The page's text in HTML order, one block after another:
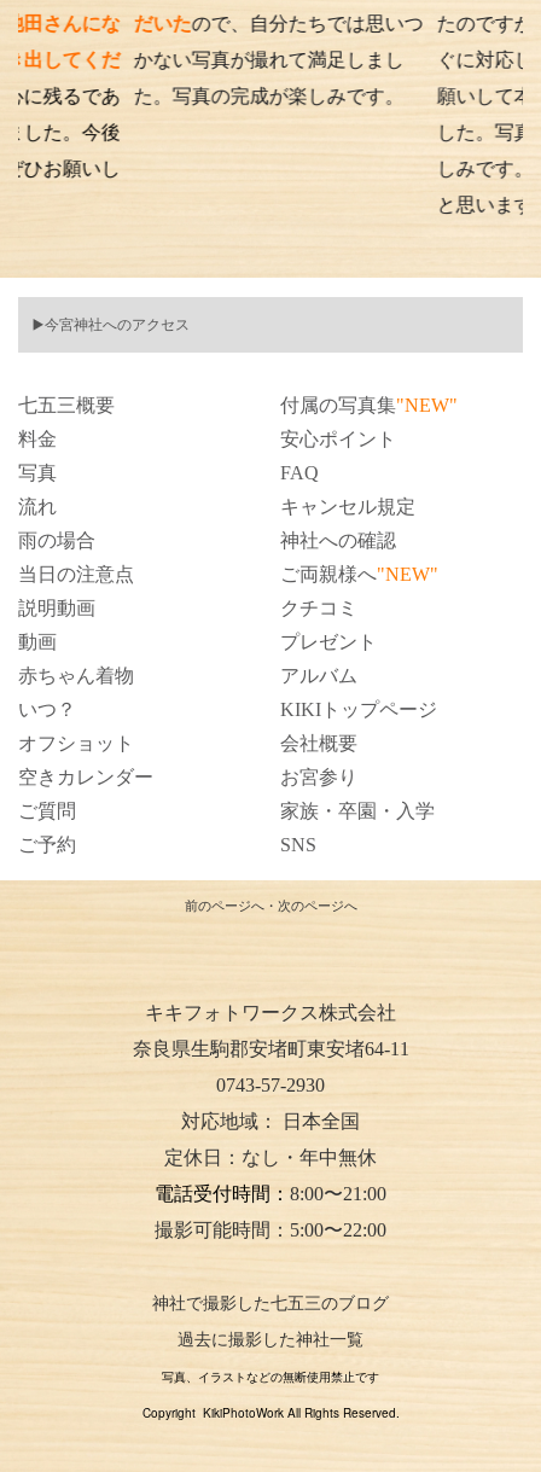
な
だ
であ
後
し
だいたので、自分たちでは思いつ
かない写真が撮れて満足しまし
た。写真の完成が楽しみです。
たのですが、撮影時
ぐに対応してくださ
願いして本当に良か
した。写真の仕上
しみです。また次
と思います。
▶️今宮神社へのアクセス
七五三概要
料金
写真
流れ
雨の場合
当日の注意点
説明動画
動画
赤ちゃん着物
いつ？
オフショット
空きカレンダー
ご質問
ご予約
付属の写真集"NEW"
安心ポイント
FAQ
キャンセル規定
神社への確認
ご両親様へ"NEW"
クチコミ
プレゼント
アルバム
KIKIトップページ
会社概要
お宮参り
家族・卒園・入学
SNS
前のページへ・ 次のページへ
キキフォトワークス株式会社
奈良県生駒郡安堵町東安堵64-11
0743-57-2930
対応地域：
日本全国
定休日：なし・年中無休
電話受付時間： 8:00〜21:00
撮影可能時間：5:00〜22:00
神社で撮影した七五三のブログ
過去に撮影した神社一覧
写真、イラストなどの無断使用禁止です
Copyright KikiPhotoWork All Rights Reserved.